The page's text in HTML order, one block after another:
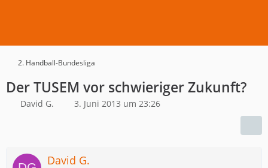
2. Handball-Bundesliga
Der TUSEM vor schwieriger Zukunft?
David G. 3. Juni 2013 um 23:26
David G.